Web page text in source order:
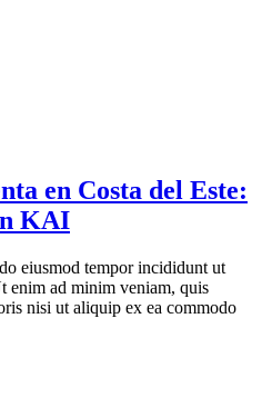
en Costa del Este:
KAI
eiusmod tempor incididunt ut
enim ad minim veniam, quis
nisi ut aliquip ex ea commodo